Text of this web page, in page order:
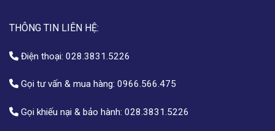
THÔNG TIN LIÊN HỆ:
Điện thoại: 028.3831.5226
Gọi tư vấn & mua hàng: 0966.566.475
Gọi khiếu nại & bảo hành: 028.3831.5226